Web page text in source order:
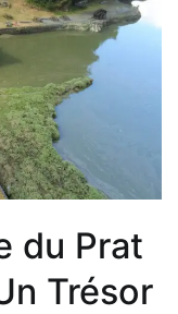
du Prat
Trésor